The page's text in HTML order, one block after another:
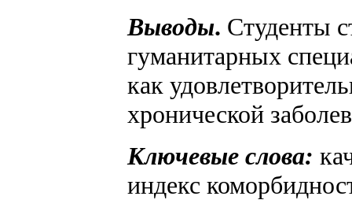
Выводы. Студенты
гуманитарных
как
хронической
Ключевые слова:
индекс